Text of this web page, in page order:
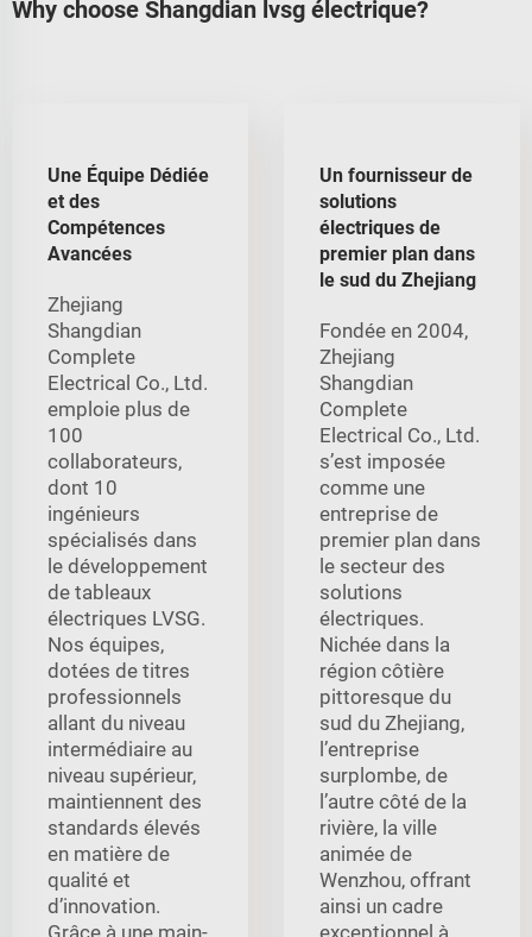
Why choose Shangdian lvsg électrique?
Une Équipe Dédiée
et des
Compétences
Avancées
Zhejiang
Shangdian
Complete
Electrical Co., Ltd.
emploie plus de
100
collaborateurs,
dont 10
ingénieurs
spécialisés dans
le développement
de tableaux
électriques LVSG.
Nos équipes,
dotées de titres
professionnels
allant du niveau
intermédiaire au
niveau supérieur,
maintiennent des
standards élevés
en matière de
qualité et
d’innovation.
Grâce à une main-
Un fournisseur de
solutions
électriques de
premier plan dans
le sud du Zhejiang
Fondée en 2004,
Zhejiang
Shangdian
Complete
Electrical Co., Ltd.
s’est imposée
comme une
entreprise de
premier plan dans
le secteur des
solutions
électriques.
Nichée dans la
région côtière
pittoresque du
sud du Zhejiang,
l’entreprise
surplombe, de
l’autre côté de la
rivière, la ville
animée de
Wenzhou, offrant
ainsi un cadre
exceptionnel à